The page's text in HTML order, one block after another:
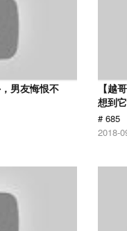
男友悔恨不
【越
想到
# 685
2018-